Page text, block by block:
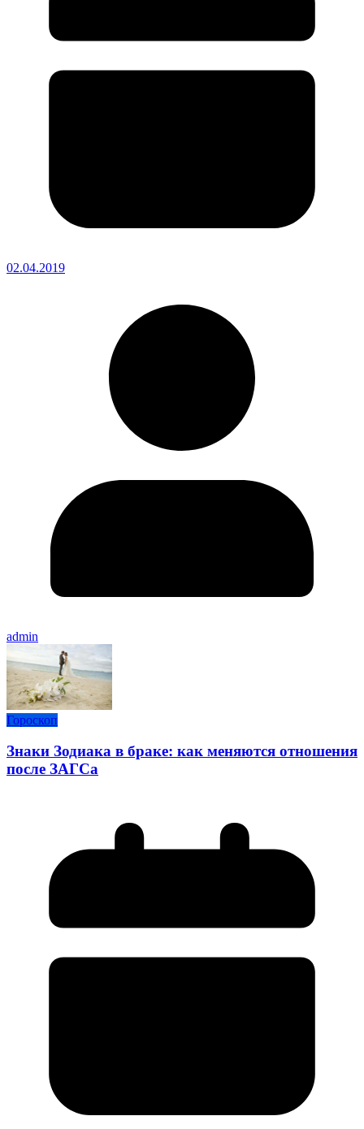
02.04.2019
admin
Гороскоп
Знаки Зодиака в браке: как меняются отношения
после ЗАГСа